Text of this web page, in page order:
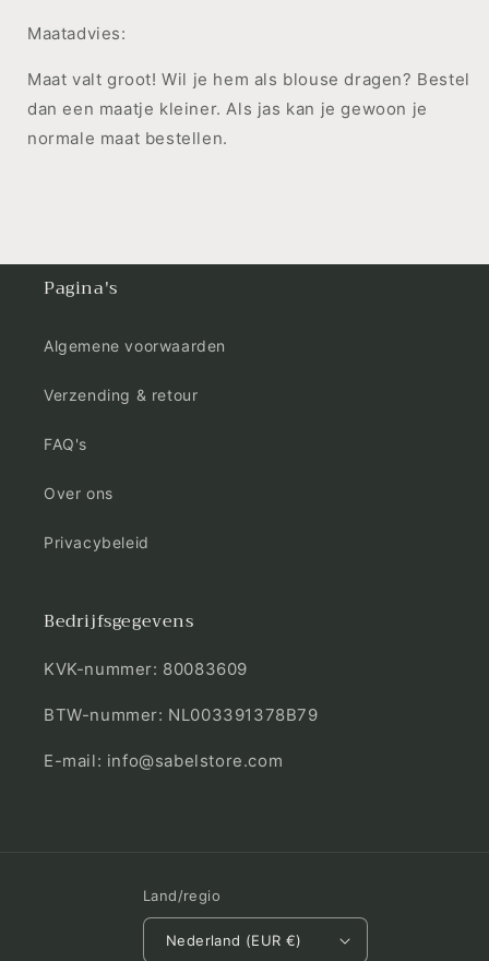
Maatadvies:
Maat valt groot! Wil je hem als blouse dragen? Bestel
dan een maatje kleiner. Als jas kan je gewoon je
normale maat bestellen.
Pagina's
Algemene voorwaarden
Verzending & retour
FAQ's
Over ons
Privacybeleid
Bedrijfsgegevens
KVK-nummer: 80083609
BTW-nummer: NL003391378B79
E-mail: info@sabelstore.com
Land/regio
Nederland (EUR €)